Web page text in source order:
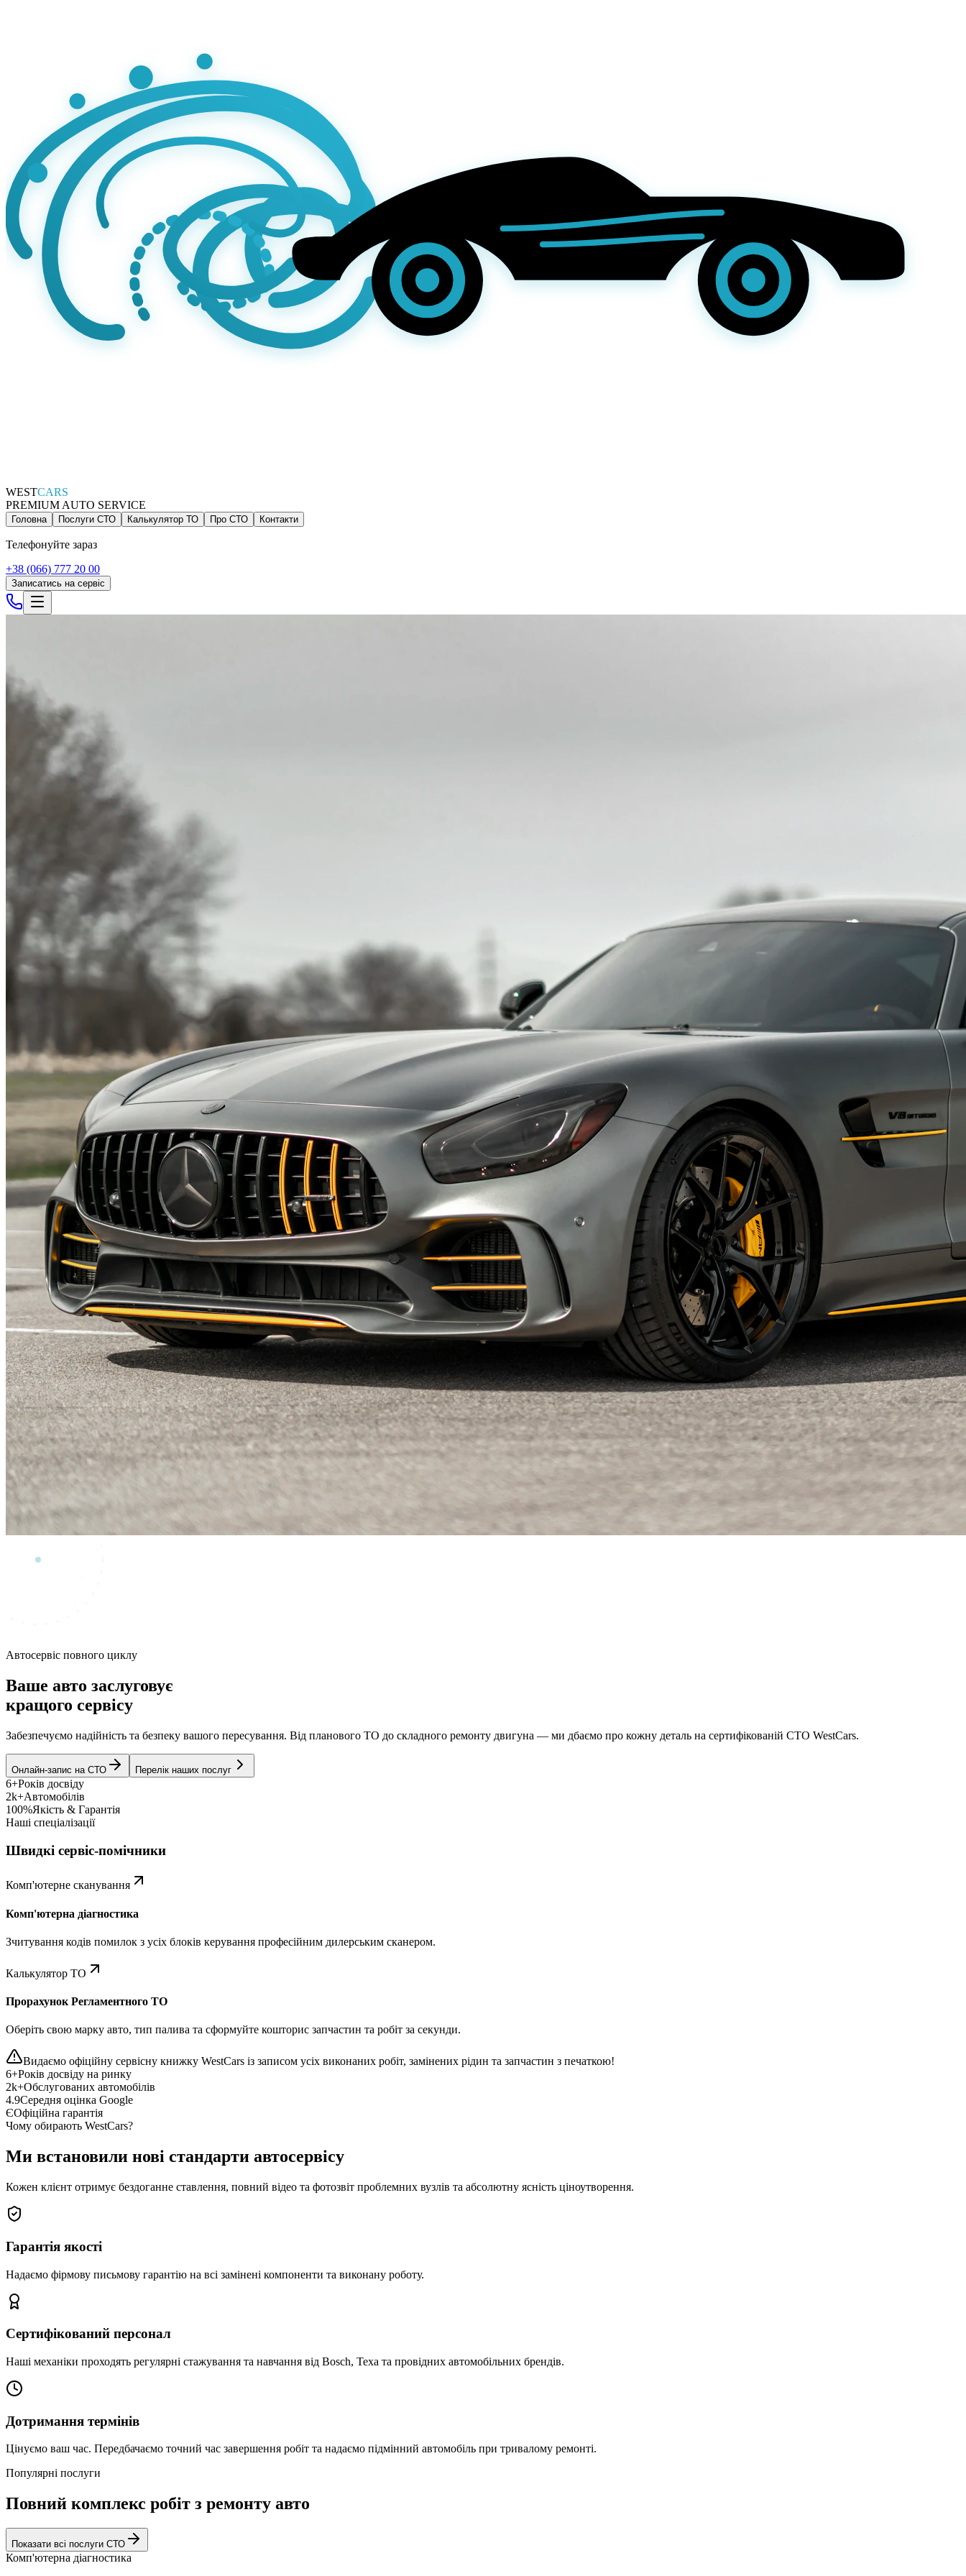
WESTCARS
PREMIUM AUTO SERVICE
Головна Послуги СТО Калькулятор ТО Про СТО Контакти
Телефонуйте зараз
+38 (066) 777 20 00
Записатись на сервіс
Автосервіс повного циклу
Ваше авто заслуговує
кращого сервісу
Забезпечуємо надійність та безпеку вашого пересування. Від планового ТО до складного ремонту двигуна — ми дбаємо про кожну деталь на сертифікованій СТО WestCars.
Онлайн-запис на СТО Перелік наших послуг
6+Років досвіду
2k+Автомобілів
100%Якість & Гарантія
Наші спеціалізації
Швидкі сервіс-помічники
Комп'ютерне сканування
Комп'ютерна діагностика
Зчитування кодів помилок з усіх блоків керування професійним дилерським сканером.
Калькулятор ТО
Прорахунок Регламентного ТО
Оберіть свою марку авто, тип палива та сформуйте кошторис запчастин та робіт за секунди.
Видаємо офіційну сервісну книжку WestCars із записом усіх виконаних робіт, замінених рідин та запчастин з печаткою!
6+Років досвіду на ринку
2k+Обслугованих автомобілів
4.9Середня оцінка Google
ЄОфіційна гарантія
Чому обирають WestCars?
Ми встановили нові стандарти автосервісу
Кожен клієнт отримує бездоганне ставлення, повний відео та фотозвіт проблемних вузлів та абсолютну ясність ціноутворення.
Гарантія якості
Надаємо фірмову письмову гарантію на всі замінені компоненти та виконану роботу.
Сертифікований персонал
Наші механіки проходять регулярні стажування та навчання від Bosch, Texa та провідних автомобільних брендів.
Дотримання термінів
Цінуємо ваш час. Передбачаємо точний час завершення робіт та надаємо підмінний автомобіль при тривалому ремонті.
Популярні послуги
Повний комплекс робіт з ремонту авто
Показати всі послуги СТО
Комп'ютерна діагностика